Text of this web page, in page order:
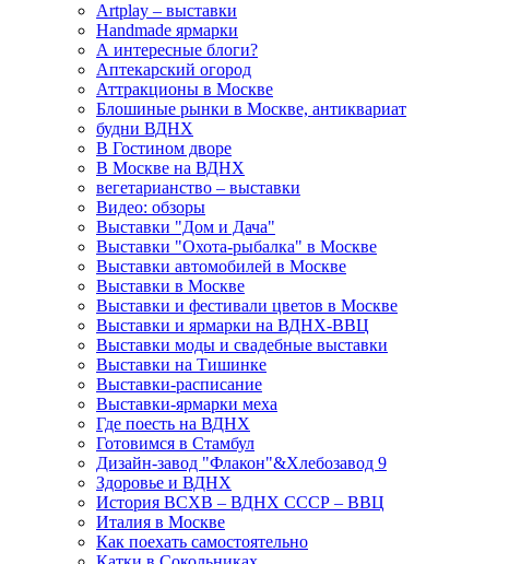
Artplay – выставки
Handmade ярмарки
А интересные блоги?
Аптекарский огород
Аттракционы в Москве
Блошиные рынки в Москве, антиквариат
будни ВДНХ
В Гостином дворе
В Москве на ВДНХ
вегетарианство – выставки
Видео: обзоры
Выставки "Дом и Дача"
Выставки "Охота-рыбалка" в Москве
Выставки автомобилей в Москве
Выставки в Москве
Выставки и фестивали цветов в Москве
Выставки и ярмарки на ВДНХ-ВВЦ
Выставки моды и свадебные выставки
Выставки на Тишинке
Выставки-расписание
Выставки-ярмарки меха
Где поесть на ВДНХ
Готовимся в Стамбул
Дизайн-завод "Флакон"&Хлебозавод 9
Здоровье и ВДНХ
История ВСХВ – ВДНХ СССР – ВВЦ
Италия в Москве
Как поехать самостоятельно